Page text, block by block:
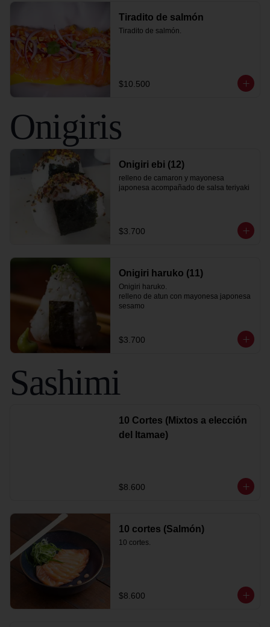
Tiradito de salmón
Tiradito de salmón.
$10.500
Onigiris
Onigiri ebi (12)
relleno de camaron y mayonesa
japonesa acompañado de salsa teriyaki
$3.700
Onigiri haruko (11)
Onigiri haruko.
relleno de atun con mayonesa japonesa
sesamo
$3.700
Sashimi
10 Cortes (Mixtos a elección
del Itamae)
$8.600
10 cortes (Salmón)
10 cortes.
$8.600